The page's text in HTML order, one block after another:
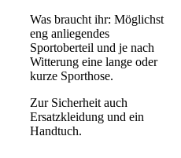
Was braucht ihr: Möglichst
eng anliegendes
Sportoberteil und je nach
Witterung eine lange oder
kurze Sporthose.
Zur Sicherheit auch
Ersatzkleidung und ein
Handtuch.